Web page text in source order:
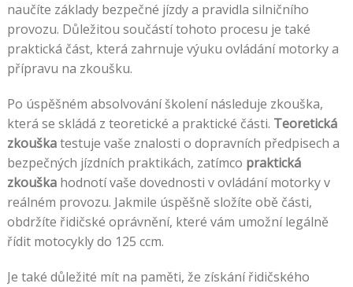
naučíte základy bezpečné jízdy a pravidla silničního
provozu. Důležitou součástí tohoto procesu je také
praktická část, která zahrnuje výuku ovládání motorky a
přípravu na zkoušku.
Po úspěšném absolvování školení následuje zkouška,
která se skládá z teoretické a praktické části. Teoretická
zkouškatestuje vaše znalosti o dopravních předpisech a
bezpečných jízdních praktikách, zatímco praktická
zkouškahodnotí vaše dovednosti v ovládání motorky v
reálném provozu. Jakmile úspěšně složíte obě části,
obdržíte řidičské oprávnění, které vám umožní legálně
řídit motocykly do 125 ccm.
Je také důležité mít na paměti, že získání řidičského